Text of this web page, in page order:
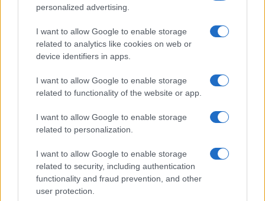
personalized advertising.
I want to allow Google to enable storage
related to analytics like cookies on web or
device identifiers in apps.
I want to allow Google to enable storage
related to functionality of the website or app.
I want to allow Google to enable storage
related to personalization.
I want to allow Google to enable storage
related to security, including authentication
functionality and fraud prevention, and other
user protection.
Calangianus, dopo le polemiche il centro
accoglienza minori chiude
Olbia, divieto di sosta contro spaccio e degrado:
esplode la protesta
Pausa caffè impeccabile: come scegliere la
Monte Pino, la fine di un lungo dolore: storia e
rinascita della strada che segnò la Gallura